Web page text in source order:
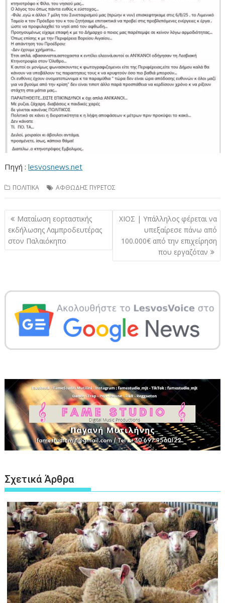
Πηγή :lesvosnews.net
ΠΟΛΙΤΙΚΑ ΑΦΘΩΔΗΣ ΠΥΡΕΤΟΣ
Πλοήγηση
άρθρων
Ματαίωση εορταστικής
εκδήλωσης Λαμπροδευτέρας
στον Παλαιόκηπο
ΧΙΟΣ | Υπάλληλος φέρεται να
υπεξαίρεσε πάνω από
100.000€ από την επιχείρηση
που εργαζόταν
Σχετικά Άρθρα